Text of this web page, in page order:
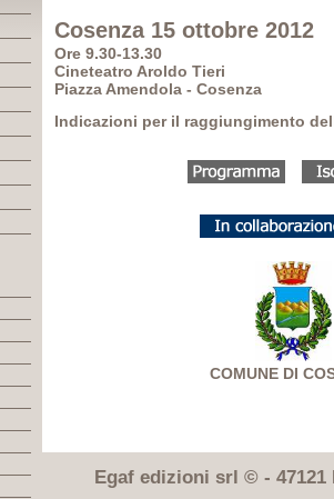
Cosenza 15 ottobre 2012
Ore 9.30-13.30
Cineteatro Aroldo Tieri
Piazza Amendola - Cosenza
Indicazioni per il raggiungimento
COMUNE DI
Egaf edizioni srl © - 47121